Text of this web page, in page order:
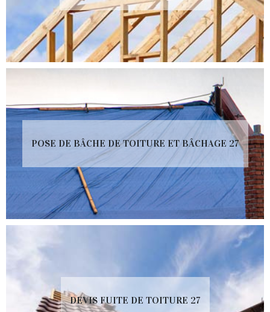
POSE DE BÂCHE DE TOITURE ET BÂCHAGE 27
DEVIS FUITE DE TOITURE 27